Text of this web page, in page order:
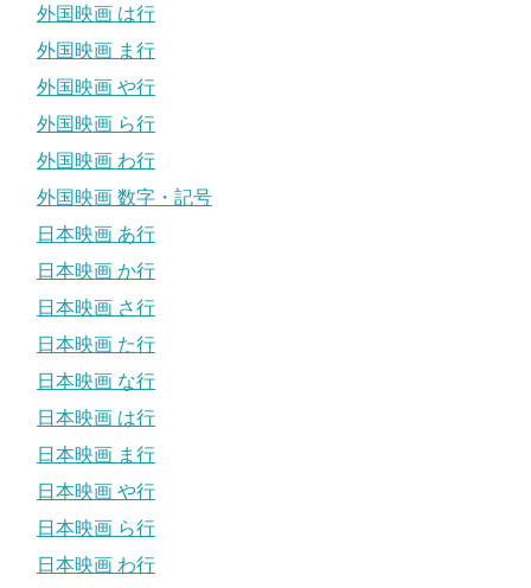
外国映画 は行
外国映画 ま行
外国映画 や行
外国映画 ら行
外国映画 わ行
外国映画 数字・記号
日本映画 あ行
日本映画 か行
日本映画 さ行
日本映画 た行
日本映画 な行
日本映画 は行
日本映画 ま行
日本映画 や行
日本映画 ら行
日本映画 わ行